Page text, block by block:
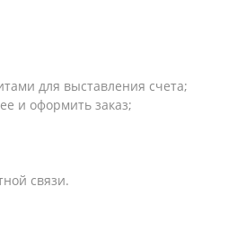
для выставления счета;
и оформить заказ;
связи.